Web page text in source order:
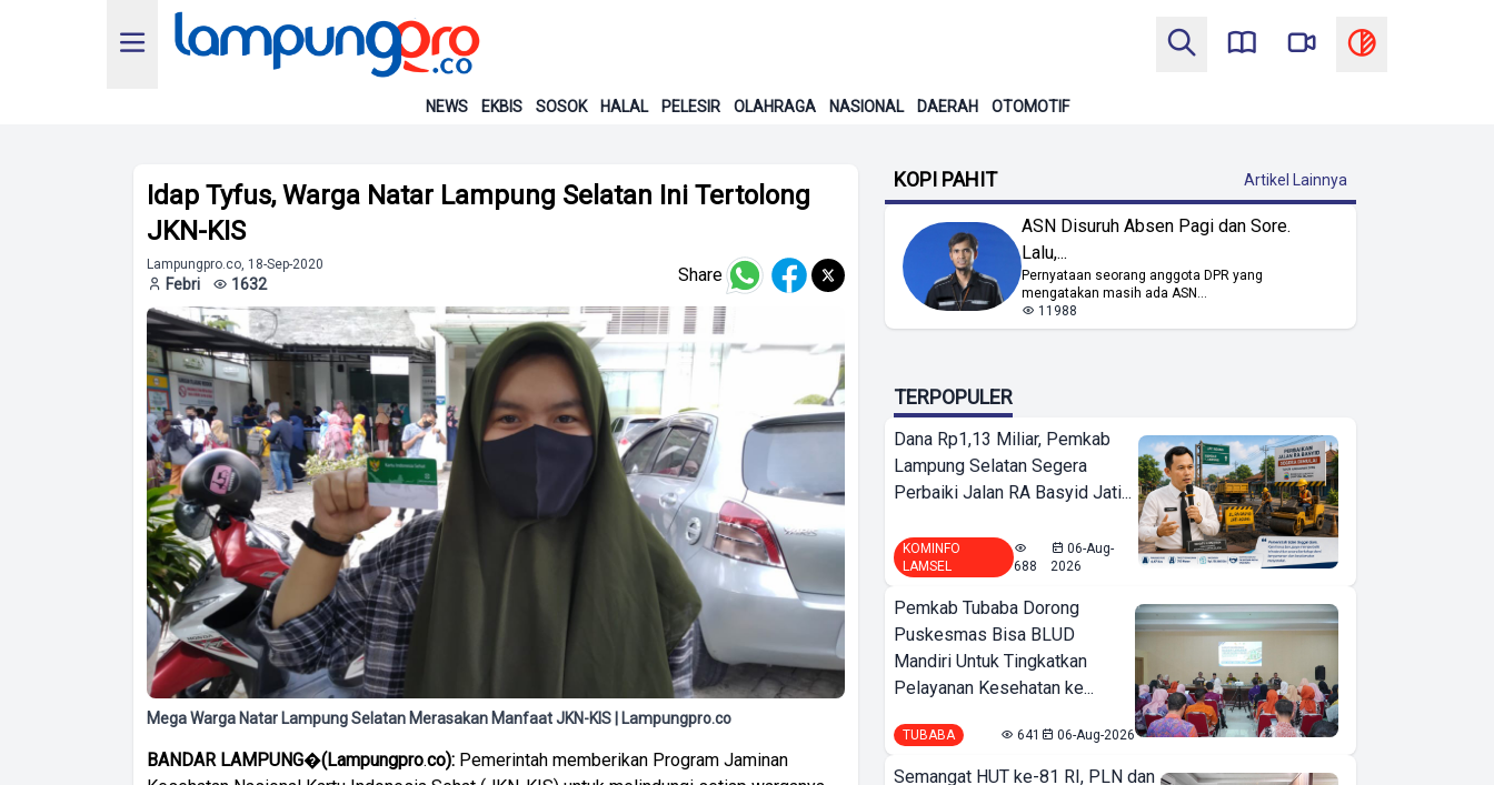
NEWS EKBIS SOSOK HALAL PELESIR OLAHRAGA NASIONAL DAERAH OTOMOTIF
Idap Tyfus, Warga Natar Lampung Selatan Ini Tertolong
JKN-KIS
Lampungpro.co, 18-Sep-2020
Febri 1632 Share
Mega Warga Natar Lampung Selatan Merasakan Manfaat JKN-KIS | Lampungpro.co
BANDAR LAMPUNG�(Lampungpro.co): Pemerintah memberikan Program Jaminan
KOPI PAHIT Artikel Lainnya
ASN Disuruh Absen Pagi dan Sore.
Lalu,...
Pernyataan seorang anggota DPR yang
mengatakan masih ada ASN...
11988
TERPOPULER
Dana Rp1,13 Miliar, Pemkab
Lampung Selatan Segera
Perbaiki Jalan RA Basyid Jati...
KOMINFO
LAMSEL
688
06-Aug-
2026
Pemkab Tubaba Dorong
Puskesmas Bisa BLUD
Mandiri Untuk Tingkatkan
Pelayanan Kesehatan ke...
TUBABA 641 06-Aug-2026
Semangat HUT ke-81 RI, PLN dan